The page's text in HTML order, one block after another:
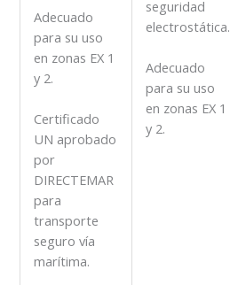
Adecuado
para su uso
en zonas EX 1
y 2.
Certificado
UN aprobado
por
DIRECTEMAR
para
transporte
seguro vía
marítima.
seguridad
electrostática.
Adecuado
para su uso
en zonas EX 1
y 2.